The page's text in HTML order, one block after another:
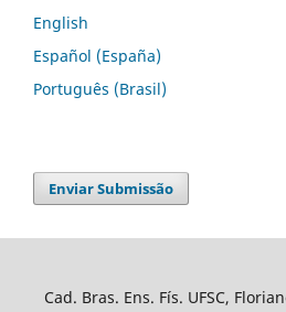
English
Español (España)
Português (Brasil)
Enviar Submissão
Cad. Bras. Ens. Fís. UFSC,